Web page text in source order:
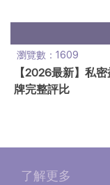
瀏覽數：1609
【2026最新】私
牌完整評比
了解更多